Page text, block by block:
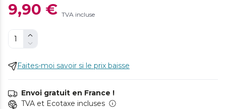
9,90 € TVA incluse
Faites-moi savoir si le prix baisse
Envoi gratuit en France !
TVA et Ecotaxe incluses